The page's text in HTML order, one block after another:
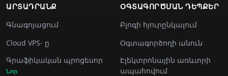
ԱՐՏԱԴՐԱՆՔ
Գնագոյացում
Cloud VPS- ը
Գրաֆիկական պրոցեսոր
Նոր
ՕԳՏԱԳՈՐԾՄԱՆ ԴԵՊՔԵՐ
Բլոգի հյուրընկալում
Օգտագործողի անուն
Էլեկտրոնային առևտրի
ապահովում